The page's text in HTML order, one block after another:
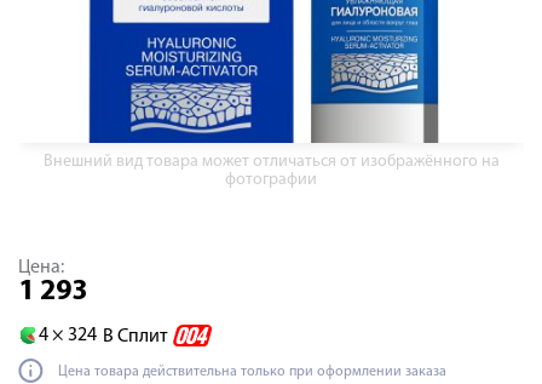
Внешний вид товара может отличаться от изображённого на
фотографии
Цена:
1 293
4 × 324 В Сплит
Цена товара действительна только при оформлении заказа